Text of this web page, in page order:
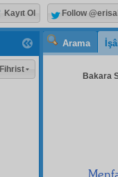
Arama
Bakara
Fihrist
Kayıt Ol Follow